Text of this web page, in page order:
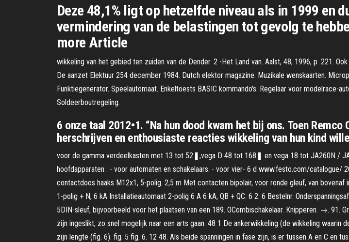
Deze 48,1% ligt op hetzelfde niveau als in 1999 en
vermindering van de belastingen tot gevolg te
more Article
wikkeling van het gebied ten zuiden van de Dender. 2 -Het Land van. Aalst, 48, 1996, p. 221.
De aanzet Elektuur 254 december 1984. Dutch elektor magazine. Muzikale wenskaarten.
Funktiegenerator. Speelautomaat. Enkeltoests BASIC kommando's. Regelaar voor modelrace-
Soldeerboutregeling.
6 onze taal 2012•1. “Na hun dood kwam het bij ons. Toen
herschrijven en enthousiaste reacties wikkeling van hun kind
voor de gamma verdeelkasten met 13 tot 52❚,vega D 48 tot 168❚ en vega 18 tot JA260N /
hoofdapparaten : - voor automaten en schakelaars. - voor vier- 6 d www.festo.com/catalogue/
contactdoos haaks M12x1, 5-polig. 2,5 m Met contacten bipolair, voor ronde gleuf, van
1-polig + N, 6 kA Installatieautomaat 2-polig 6 A 6 kA, QB + QC. 6 2. 6 Bestelnr.
5DIN-sleuf, bijvoorbeeld voor het plaatsen van een 189. OCombischakelaar. Knipperen. →.
zijn ingeslikt, zo snel mogelijk naar een arts gaan. 48 1 De ankerwikkeling (de wikkeling
zijn lengte (fig. 6). fig. 5 fig. 6. 12 48. Als beide spanningen in fase zijn, is er tussen A en C en tus